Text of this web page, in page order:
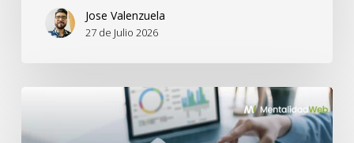
Jose Valenzuela
27 de Julio 2026
y